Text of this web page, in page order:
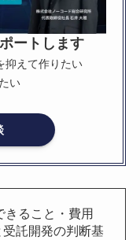
ートします
抑えて作りたい
い
きること・費用
託開発の判断基